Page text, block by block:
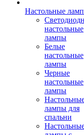
Настольные
настольные
лампы
Белые
настольные
лампы
Черные
настольные
лампы
лампы для
спальни